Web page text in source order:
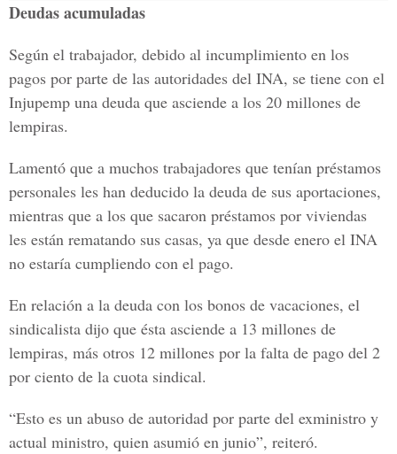
Deudas acumuladas
Según el trabajador, debido al incumplimiento en los
pagos por parte de las autoridades del INA, se tiene con el
Injupemp una deuda que asciende a los 20 millones de
lempiras.
Lamentó que a muchos trabajadores que tenían préstamos
personales les han deducido la deuda de sus aportaciones,
mientras que a los que sacaron préstamos por viviendas
les están rematando sus casas, ya que desde enero el INA
no estaría cumpliendo con el pago.
En relación a la deuda con los bonos de vacaciones, el
sindicalista dijo que ésta asciende a 13 millones de
lempiras, más otros 12 millones por la falta de pago del 2
por ciento de la cuota sindical.
“Esto es un abuso de autoridad por parte del exministro y
actual ministro, quien asumió en junio”, reiteró.